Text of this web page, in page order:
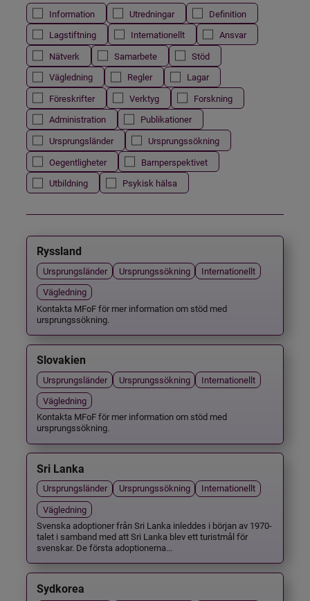
Information Utredningar
Definition
Lagstiftning
Internationellt
Ansvar
Nätverk
Samarbete
Stöd
Vägledning
Regler
Lagar
Föreskrifter
Verktyg
Forskning
Administration
Publikationer
Ursprungsländer
Ursprungssökning
Oegentligheter
Barnperspektivet
Utbildning
Psykisk hälsa
Ryssland
Ursprungsländer Ursprungssökning
Internationellt
Vägledning
Kontakta MFoF för mer information om stöd med
ursprungssökning.
Slovakien
Ursprungsländer Ursprungssökning
Internationellt
Vägledning
Kontakta MFoF för mer information om stöd med
ursprungssökning.
Sri Lanka
Ursprungsländer Ursprungssökning
Internationellt
Vägledning
Svenska adoptioner från Sri Lanka inleddes i början av 1970-
talet i samband med att Sri Lanka blev ett turistmål för
svenskar. De första adoptionerna...
Sydkorea